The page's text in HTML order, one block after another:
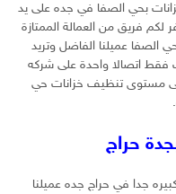
بحي الصفا في جده على يد
فريق من العمالة الممتازة
الصفا عميلنا الفاضل وتريد
اتصالا واحدة على شركه
مستوى تنظيف خزانات حي
حراج
جدا في حراج جده عميلنا